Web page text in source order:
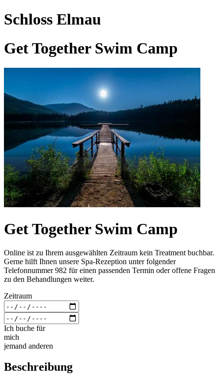
Schloss Elmau
Get Together Swim Camp
Get Together Swim Camp
Online ist zu Ihrem ausgewählten Zeitraum kein Treatment buchbar.
Gerne hilft Ihnen unsere Spa-Rezeption unter folgender
Telefonnummer 982 für einen passenden Termin oder offene Fragen
zu den Behandlungen weiter.
Zeitraum
Ich buche für
mich
jemand anderen
Beschreibung